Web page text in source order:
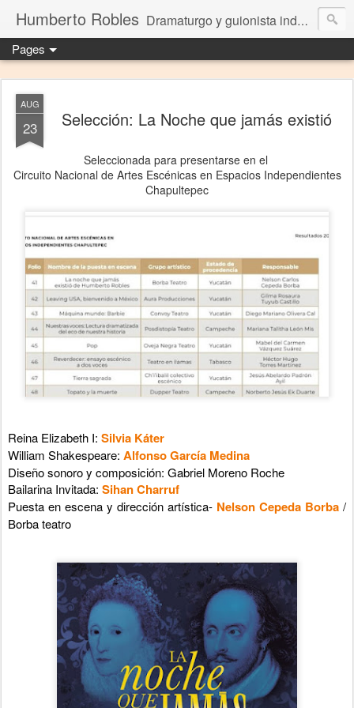
Humberto Robles Dramaturgo y guionista independiente
Pages
AUG
23 Selección: La Noche que jamás existió
Seleccionada para presentarse en el
Circuito Nacional de Artes Escénicas en Espacios Independientes
Chapultepec
Reina Elizabeth I: Silvia Káter
William Shakespeare: Alfonso García Medina
Diseño sonoro y composición: Gabriel Moreno Roche
Bailarina Invitada: Sihan Charruf
Puesta en escena y dirección artística- Nelson Cepeda Borba /
Borba teatro